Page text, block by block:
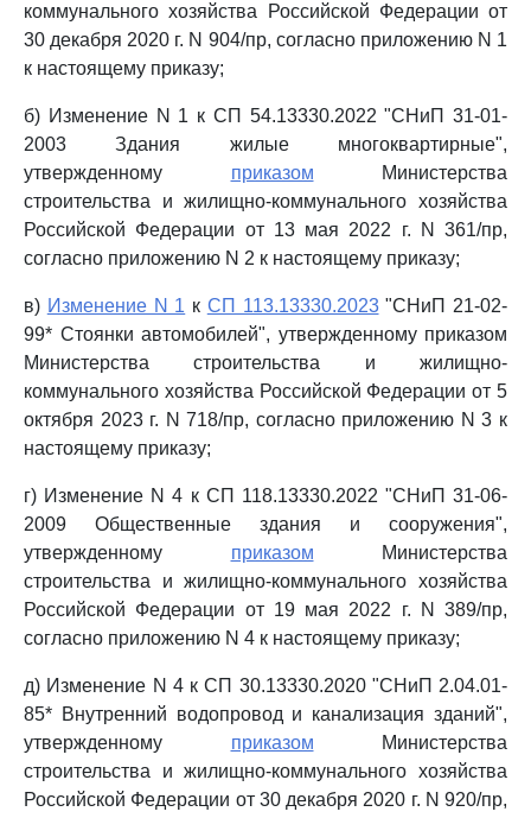
коммунального хозяйства Российской Федерации от
30 декабря 2020 г. N 904/пр, согласно приложению N 1
к настоящему приказу;
б) Изменение N 1 к СП 54.13330.2022 "СНиП 31-01-
2003 Здания жилые многоквартирные",
утвержденному приказом Министерства
строительства и жилищно-коммунального хозяйства
Российской Федерации от 13 мая 2022 г. N 361/пр,
согласно приложению N 2 к настоящему приказу;
в) Изменение N 1 к СП 113.13330.2023"СНиП 21-02-
99* Стоянки автомобилей", утвержденному приказом
Министерства строительства и жилищно-
коммунального хозяйства Российской Федерации от 5
октября 2023 г. N 718/пр, согласно приложению N 3 к
настоящему приказу;
г) Изменение N 4 к СП 118.13330.2022 "СНиП 31-06-
2009 Общественные здания и сооружения",
утвержденному приказом Министерства
строительства и жилищно-коммунального хозяйства
Российской Федерации от 19 мая 2022 г. N 389/пр,
согласно приложению N 4 к настоящему приказу;
д) Изменение N 4 к СП 30.13330.2020 "СНиП 2.04.01-
85* Внутренний водопровод и канализация зданий",
утвержденному приказом Министерства
строительства и жилищно-коммунального хозяйства
Российской Федерации от 30 декабря 2020 г. N 920/пр,